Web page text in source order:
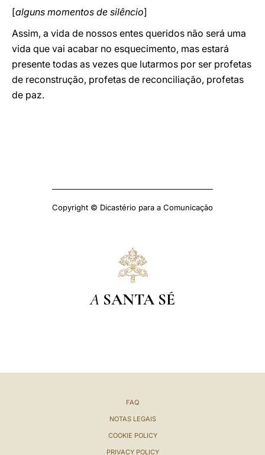
[alguns momentos de silêncio]
Assim, a vida de nossos entes queridos não será uma
vida que vai acabar no esquecimento, mas estará
presente todas as vezes que lutarmos por ser profetas
de reconstrução, profetas de reconciliação, profetas
de paz.
Copyright © Dicastério para a Comunicação
A SANTA SÉ
FAQ
NOTAS LEGAIS
COOKIE POLICY
PRIVACY POLICY